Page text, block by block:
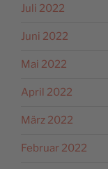
Juli 2022
Juni 2022
Mai 2022
April 2022
März 2022
Februar 2022